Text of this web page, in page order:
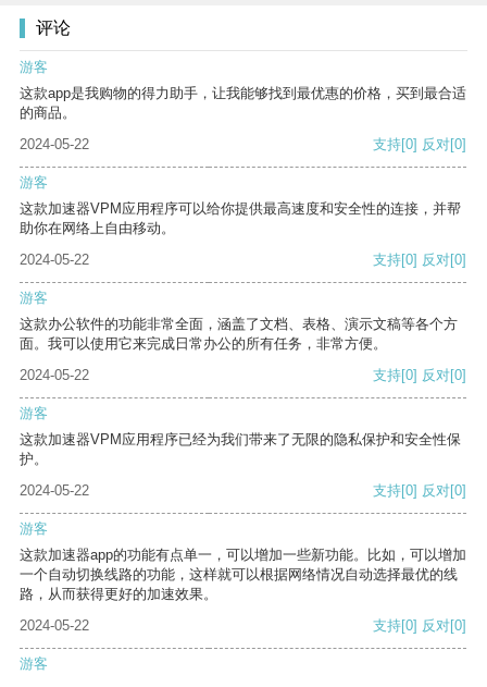
评论
游客
这款app是我购物的得力助手，让我能够找到最优惠的价格，买到最合适
的商品。
2024-05-22
支持[0] 反对[0]
游客
这款加速器VPM应用程序可以给你提供最高速度和安全性的连接，并帮
助你在网络上自由移动。
2024-05-22
支持[0] 反对[0]
游客
这款办公软件的功能非常全面，涵盖了文档、表格、演示文稿等各个方
面。我可以使用它来完成日常办公的所有任务，非常方便。
2024-05-22
支持[0] 反对[0]
游客
这款加速器VPM应用程序已经为我们带来了无限的隐私保护和安全性保
护。
2024-05-22
支持[0] 反对[0]
游客
这款加速器app的功能有点单一，可以增加一些新功能。比如，可以增加
一个自动切换线路的功能，这样就可以根据网络情况自动选择最优的线
路，从而获得更好的加速效果。
2024-05-22
支持[0] 反对[0]
游客